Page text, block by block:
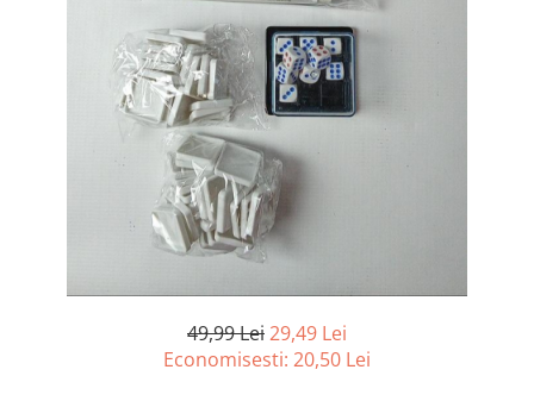
Kit-uri automatizari porti si usi
Mobila dormitor
Mobila gradina & terasa
Mobila Living & Dining
Organizare si depozitare
Scule electrice si unelte
Silicon, spume si solutii tehnice
49,99 Lei29,49 Lei
Economisesti: 20,50 Lei